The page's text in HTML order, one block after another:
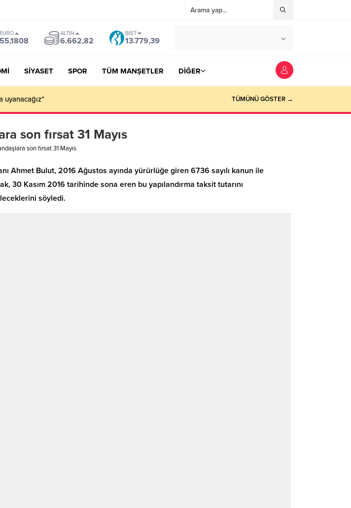
EURO
55,1808
ALTIN
6.662,82
BIST
13.779,39
SİYASET SPOR TÜM MANŞETLER DİĞER
uyanacağız” TÜMÜNÜ GÖSTER →
son fırsat 31 Mayıs
son fırsat 31 Mayıs
Ahmet Bulut, 2016 Ağustos ayında yürürlüğe giren 6736 sayılı kanun ile
30 Kasım 2016 tarihinde sona eren bu yapılandırma taksit tutarını
söyledi.